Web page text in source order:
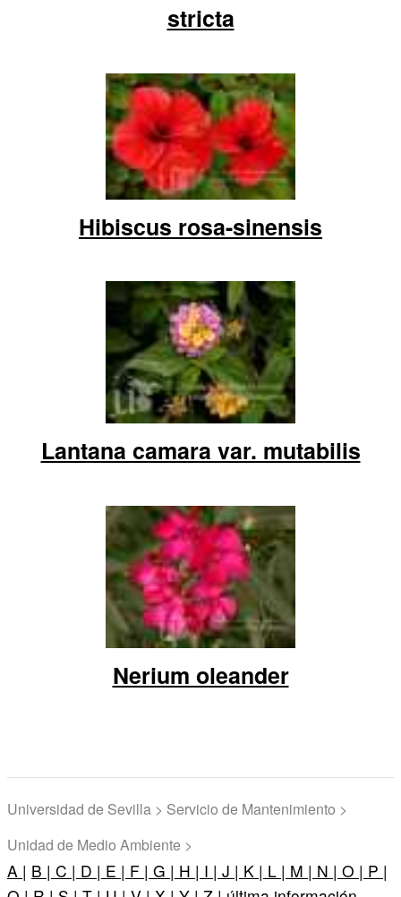
stricta
Hibiscus rosa-sinensis
Lantana camara var. mutabilis
Nerium oleander
Universidad de Sevilla > Servicio de Mantenimiento >
Unidad de Medio Ambiente >
A | B | C | D | E | F | G | H | I | J | K | L | M | N | O | P |